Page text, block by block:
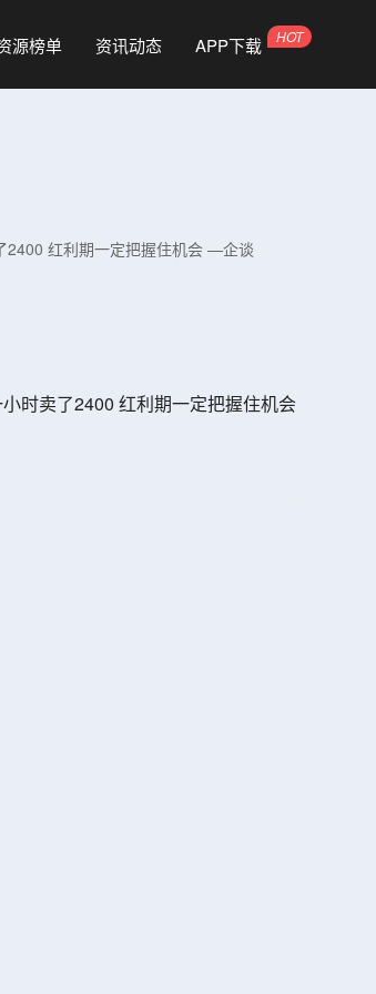
源榜单 资讯动态 APP下载
2400 红利期一定把握住机会 —企谈
时卖了2400 红利期一定把握住机会